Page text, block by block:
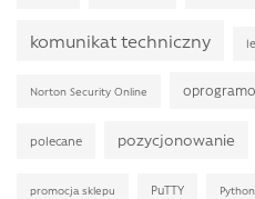
komunikat techniczny
Norton Security Online
polecane pozycjonowanie
promocja sklepu PuTTY Python